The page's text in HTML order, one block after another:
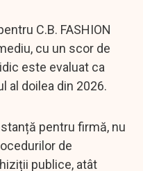
C.B. FASHION
cu un scor de
este evaluat ca
al doilea din 2026.
pentru firmă, nu
de
publice, atât